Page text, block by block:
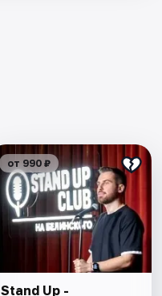
от 990 ₽
Stand Up -